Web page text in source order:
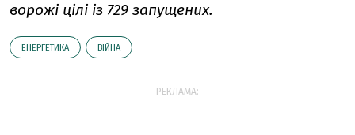
ворожі цілі із 729 запущених.
ЕНЕРГЕТИКА ВІЙНА
РЕКЛАМА: